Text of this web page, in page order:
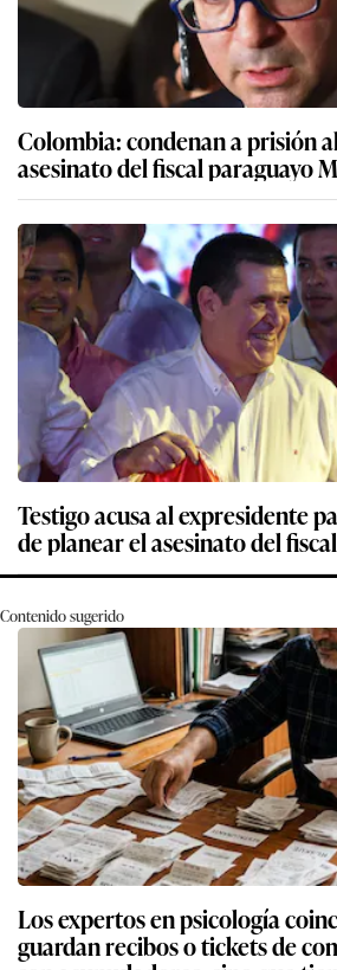
Colombia: condenan a prisión
asesinato del fiscal paraguayo
Testigo acusa al expresidente
de planear el asesinato del
Contenido sugerido
Los expertos en psicología
guardan recibos o tickets de